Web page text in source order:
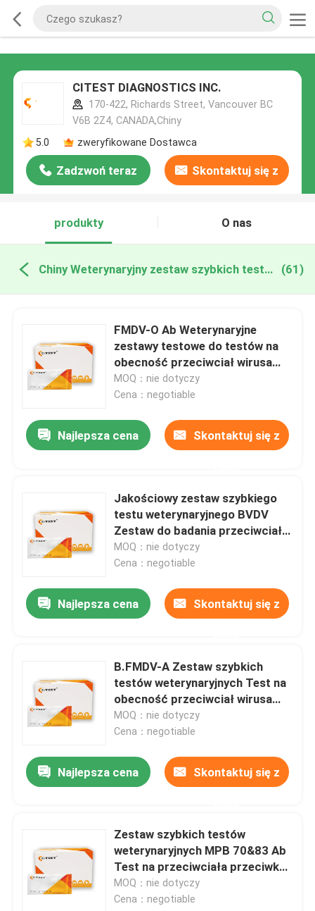
CITEST DIAGNOSTICS INC.
170-422, Richards Street, Vancouver BC
V6B 2Z4, CANADA,Chiny
5.0
zweryfikowane Dostawca
Zadzwoń teraz Skontaktuj się z
produkty
O nas
Chiny Weterynaryjny zestaw szybkich testów (61)
FMDV-O Ab Weterynaryjne
zestawy testowe do testów na
obecność przeciwciał wirusa
pryszczycy O
MOQ：nie dotyczy
Cena：negotiable
Najlepsza cena Skontaktuj się z
Jakościowy zestaw szybkiego
testu weterynaryjnego BVDV
Zestaw do badania przeciwciał
przeciwko wirusowi biegunki
bydła
MOQ：nie dotyczy
Cena：negotiable
Najlepsza cena Skontaktuj się z
B.FMDV-A Zestaw szybkich
testów weterynaryjnych Test na
obecność przeciwciał wirusa
pryszczycy bydła
MOQ：nie dotyczy
Cena：negotiable
Najlepsza cena Skontaktuj się z
Zestaw szybkich testów
weterynaryjnych MPB 70&83 Ab
Test na przeciwciała przeciwko
gruźlicy bydła
MOQ：nie dotyczy
Cena：negotiable